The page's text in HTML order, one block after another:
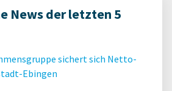
News der letzten 5
sichert sich Netto-
Ebingen